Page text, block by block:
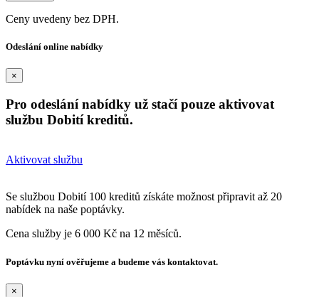
Ceny uvedeny bez DPH.
Odeslání online nabídky
×
Pro odeslání nabídky už stačí pouze aktivovat
službu Dobití kreditů.
Aktivovat službu
Se službou Dobití 100 kreditů získáte možnost připravit až 20
nabídek na naše poptávky.
Cena služby je 6 000 Kč na 12 měsíců.
Poptávku nyní ověřujeme a budeme vás kontaktovat.
×